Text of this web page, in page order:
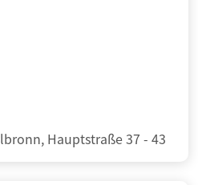
Hauptstraße 37 - 43